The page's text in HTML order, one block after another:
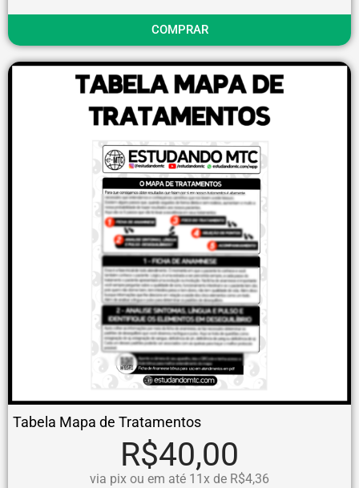
COMPRAR
Tabela Mapa de Tratamentos
R$40,00
via pix ou em até 11x de R$4,36